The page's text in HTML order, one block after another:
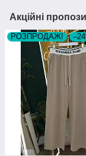
Акційні
РОЗПРОДАЖ!